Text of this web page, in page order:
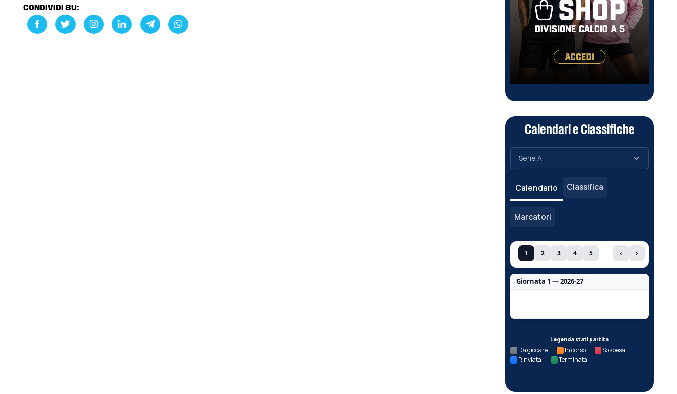
CONDIVIDI SU:
Calendari e Classifiche
Calendario Classifica
Marcatori
1 2 3 4 5 ‹ ›
Giornata 1 — 2026-27
Legenda stati partita
Da giocare In corso
Sospesa
Rinviata
Terminata